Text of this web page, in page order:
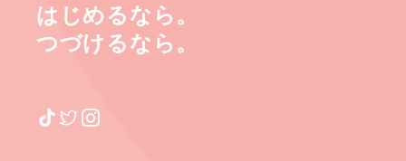
はじめるなら。
つづけるなら。